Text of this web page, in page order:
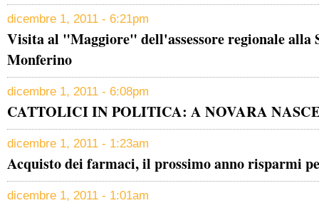
dicembre 1, 2011 - 6:21pm
Visita al "Maggiore" dell'assessore regionale alla
Monferino
dicembre 1, 2011 - 6:08pm
CATTOLICI IN POLITICA: A NOVARA
dicembre 1, 2011 - 1:23am
Acquisto dei farmaci, il prossimo anno risparmi
dicembre 1, 2011 - 1:01am